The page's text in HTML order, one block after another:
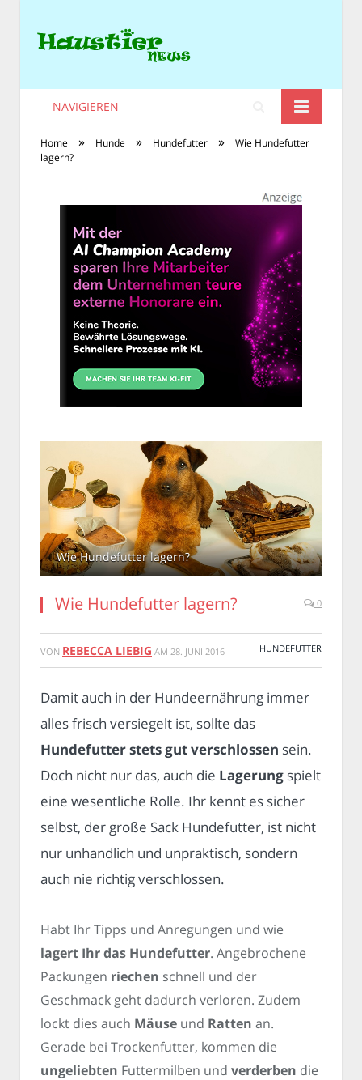
NAVIGIEREN
Home » Hunde » Hundefutter »
Wie Hundefutter
lagern?
Wie Hundefutter lagern?
Wie Hundefutter lagern? 0
VON REBECCA LIEBIG AM 28. JUNI 2016 HUNDEFUTTER
Damit auch in der Hundeernährung immer
alles frisch versiegelt ist, sollte das
Hundefutter stets gut verschlossen sein.
Doch nicht nur das, auch die Lagerung spielt
eine wesentliche Rolle. Ihr kennt es sicher
selbst, der große Sack Hundefutter, ist nicht
nur unhandlich und unpraktisch, sondern
auch nie richtig verschlossen.
Habt Ihr Tipps und Anregungen und wie
lagert Ihr das Hundefutter. Angebrochene
Packungen riechen schnell und der
Geschmack geht dadurch verloren. Zudem
lockt dies auch Mäuse und Ratten an.
Gerade bei Trockenfutter, kommen die
ungeliebten Futtermilben und verderben die